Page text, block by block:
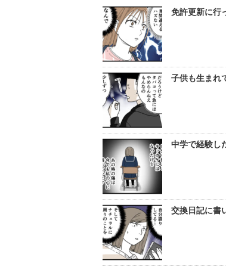
免許更新に行
子供も生まれ
中学で経験し
交換日記に書